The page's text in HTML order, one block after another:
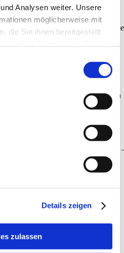
Analysen weiter. Unsere
möglicherweise mit
die Sie ihnen bereitgestellt
Details zeigen
zulassen
– und das ist hier mal
– der absolute Hingucker. Dank
transparenten Material sind sie
Lieblingseinkäuferin.
innovativen Familienbetrieb in
Wie alle unsere Söckchen ist
Berlin benannt. Sie ist total stylish
von 39 bis 41.